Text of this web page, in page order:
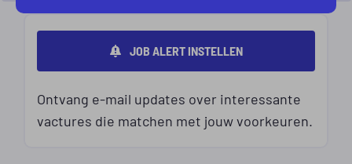
JOB ALERT INSTELLEN
Ontvang e-mail updates over interessante
vactures die matchen met jouw voorkeuren.